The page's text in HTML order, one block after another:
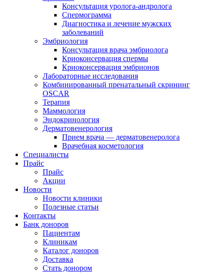
Консультация уролога-андролога
Спермограмма
Диагностика и лечение мужских
заболеваний
Эмбриология
Консультация врача эмбриолога
Криоконсервация спермы
Криоконсервация эмбрионов
Лабораторные исследования
Комбинированный пренатальный скрининг
OSCAR
Терапия
Маммология
Эндокринология
Дерматовенерология
Прием врача — дерматовенеролога
Врачебная косметология
Специалисты
Прайс
Прайс
Акции
Новости
Новости клиники
Полезные статьи
Контакты
Банк доноров
Пациентам
Клиникам
Каталог доноров
Доставка
Стать донором